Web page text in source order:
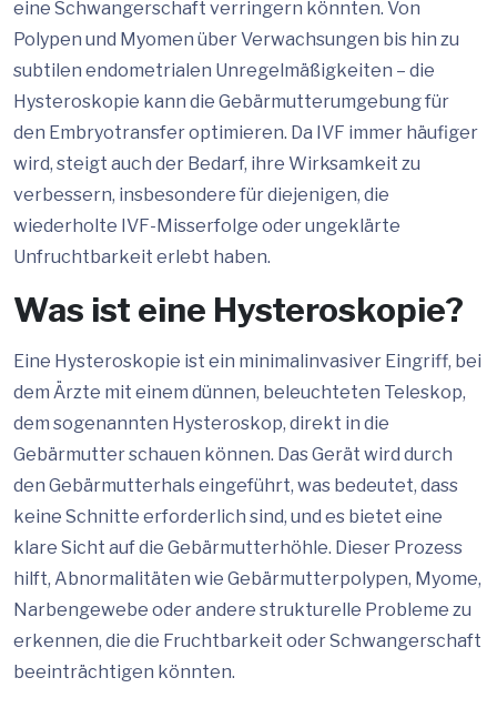
eine Schwangerschaft verringern könnten. Von
Polypen und Myomen über Verwachsungen bis hin zu
subtilen endometrialen Unregelmäßigkeiten – die
Hysteroskopie kann die Gebärmutterumgebung für
den Embryotransfer optimieren. Da IVF immer häufiger
wird, steigt auch der Bedarf, ihre Wirksamkeit zu
verbessern, insbesondere für diejenigen, die
wiederholte IVF-Misserfolge oder ungeklärte
Unfruchtbarkeit erlebt haben.
Was ist eine Hysteroskopie?
Eine Hysteroskopie ist ein minimalinvasiver Eingriff, bei
dem Ärzte mit einem dünnen, beleuchteten Teleskop,
dem sogenannten Hysteroskop, direkt in die
Gebärmutter schauen können. Das Gerät wird durch
den Gebärmutterhals eingeführt, was bedeutet, dass
keine Schnitte erforderlich sind, und es bietet eine
klare Sicht auf die Gebärmutterhöhle. Dieser Prozess
hilft, Abnormalitäten wie Gebärmutterpolypen, Myome,
Narbengewebe oder andere strukturelle Probleme zu
erkennen, die die Fruchtbarkeit oder Schwangerschaft
beeinträchtigen könnten.